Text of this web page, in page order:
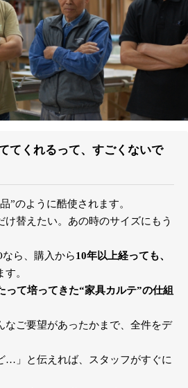
てくれるって、すごくないで
”のように酷使されます。
け替えたい。あの時のサイズにもう
ら、購入から10年以上経っても、
す。
って培ってきた“家具カルテ”の仕組
なご要望があったかまで、全件をデ
…」と伝えれば、スタッフがすぐに